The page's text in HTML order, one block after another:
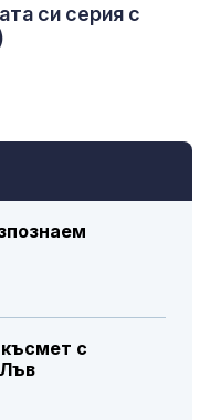
с
си серия с